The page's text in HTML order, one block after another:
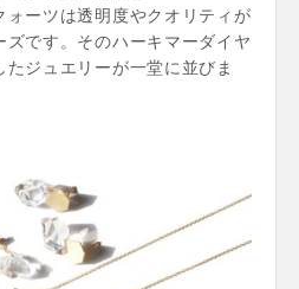
ォーツは透明度やクオリティが
ズです。そのハーキマーダイヤ
ジュエリーが一堂に並びま